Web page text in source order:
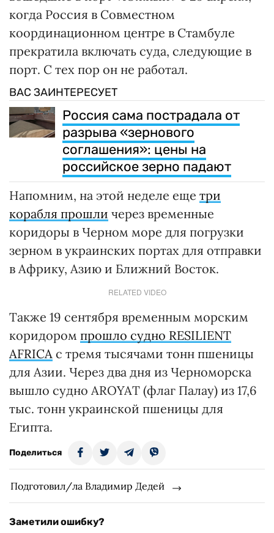
когда Россия в Совместном
координационном центре в Стамбуле
прекратила включать суда, следующие в
порт. С тех пор он не работал.
ВАС ЗАИНТЕРЕСУЕТ
Россия сама пострадала от
разрыва «зернового
соглашения»: цены на
российское зерно падают
Напомним, на этой неделе еще три
корабля прошли через временные
коридоры в Черном море для погрузки
зерном в украинских портах для отправки
в Африку, Азию и Ближний Восток.
RELATED VIDEO
Также 19 сентября временным морским
коридором прошло судно RESILIENT
AFRICA с тремя тысячами тонн пшеницы
для Азии. Через два дня из Черноморска
вышло судно AROYAT (флаг Палау) из 17,6
тыс. тонн украинской пшеницы для
Египта.
Поделиться
Подготовил/ла Владимир Дедей
Заметили ошибку?